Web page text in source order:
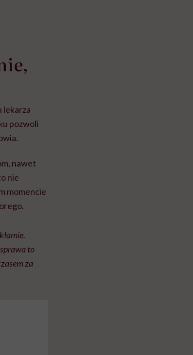
lekarza
pozwoli
nawet
nie
momencie
to
za